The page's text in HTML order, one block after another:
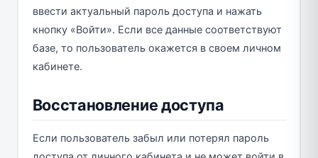
ввести актуальный пароль доступа и нажать
кнопку «Войти». Если все данные соответствуют
базе, то пользователь окажется в своем личном
кабинете.
Восстановление доступа
Если пользователь забыл или потерял пароль